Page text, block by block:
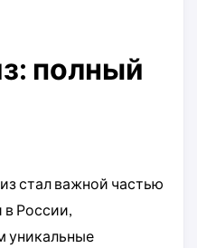
полный
стал важной частью
России,
уникальные